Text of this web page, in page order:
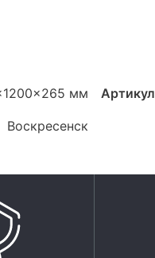
мм
Воскресенск
Артикул